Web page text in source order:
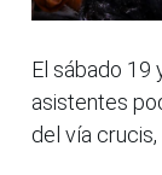
El sábado 19
asistentes
del vía crucis,